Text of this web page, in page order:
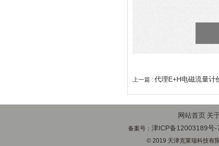
上一篇 : 代理E+H电磁流量计
网站首页 关
备案号：津ICP备12003189号-
© 2019 天津克莱瑞科技有